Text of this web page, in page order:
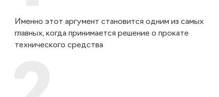
Именно этот аргумент становится одним из самых
главных, когда принимается решение о прокате
технического средства